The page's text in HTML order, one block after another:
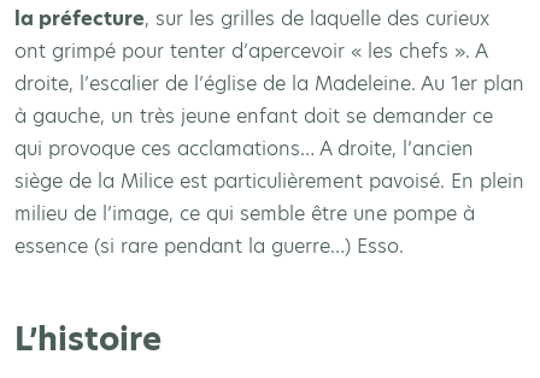
la préfecture, sur les grilles de laquelle des curieux
ont grimpé pour tenter d’apercevoir « les chefs ». A
droite, l’escalier de l’église de la Madeleine. Au 1er plan
à gauche, un très jeune enfant doit se demander ce
qui provoque ces acclamations… A droite, l’ancien
siège de la Milice est particulièrement pavoisé. En plein
milieu de l’image, ce qui semble être une pompe à
essence (si rare pendant la guerre…) Esso.
L’histoire